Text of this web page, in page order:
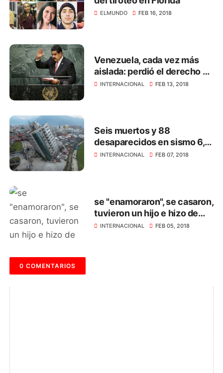
ELMUNDO FEB 16, 2018
Venezuela, cada vez más
aislada: perdió el derecho a
voto en la ONU por falta de
INTERNACIONAL FEB 13, 2018
Seis muertos y 88
desaparecidos en sismo 6,4
en Taiwán
INTERNACIONAL FEB 07, 2018
se "enamoraron", se casaron,
tuvieron un hijo e hizo de
madrastra de sus hermanas
INTERNACIONAL FEB 05, 2018
0 COMENTARIOS